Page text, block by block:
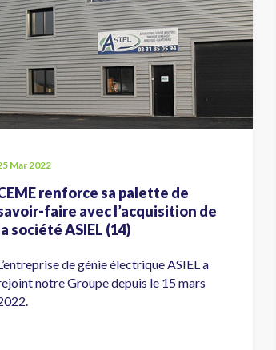
Mar 2022
renforce sa palette de
faire avec l’acquisition de
société ASIEL (14)
de génie électrique ASIEL a
notre Groupe depuis le 15 mars